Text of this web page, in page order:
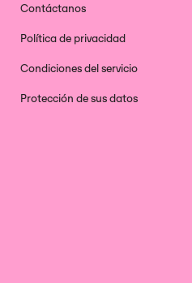
Contáctanos
Política de privacidad
Condiciones del servicio
Protección de sus datos